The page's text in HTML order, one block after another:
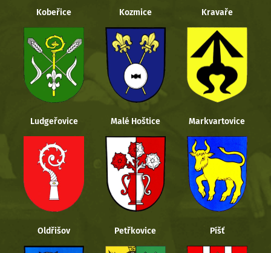
Kobeřice Kozmice Kravaře
Ludgeřovice Malé Hoštice Markvartovice
Oldřišov Petřkovice Píšť